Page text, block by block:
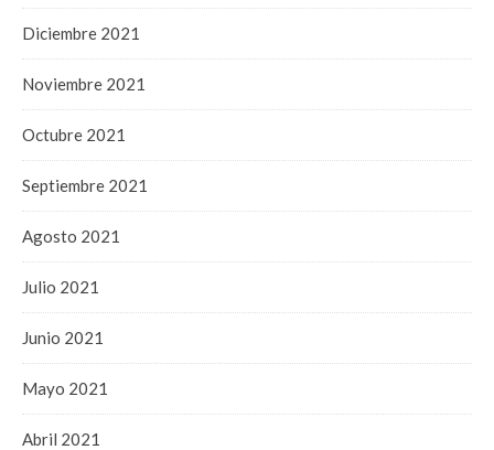
Diciembre 2021
Noviembre 2021
Octubre 2021
Septiembre 2021
Agosto 2021
Julio 2021
Junio 2021
Mayo 2021
Abril 2021